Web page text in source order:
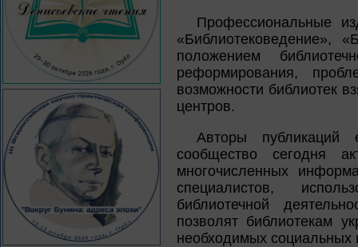
Профессиональные
«Библиотековедение»,
положением
реформирования,
возможности библиотек
центров.
Авторы публикаций
сообщество сегодня
многочисленных
специалистов,
библиотечной
позволят библиотекам
необходимых социальных